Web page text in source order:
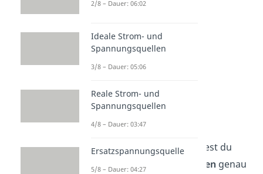
Super! Du weißt jetzt, wie
elektrische Generatoren
funktionieren. Aber wusstest du
schon, dassElektromotoren genau
2/8 – Dauer: 06:02
Ideale Strom- und
Spannungsquellen
3/8 – Dauer: 05:06
Reale Strom- und
Spannungsquellen
4/8 – Dauer: 03:47
Ersatzspannungsquelle
5/8 – Dauer: 04:27